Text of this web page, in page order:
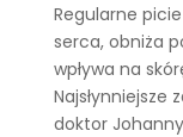
Regularne
serca, obniża
wpływa na
doktor